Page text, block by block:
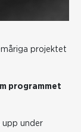
projektet
programmet
under